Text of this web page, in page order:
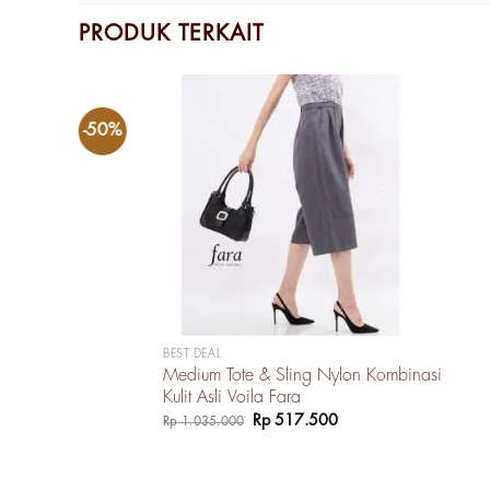
PRODUK TERKAIT
-50%
BEST DEAL
Medium Tote & Sling Nylon Kombinasi
Kulit Asli Voila Fara
Rp1.035.000
Harga
aslinya
Rp517.500Harga